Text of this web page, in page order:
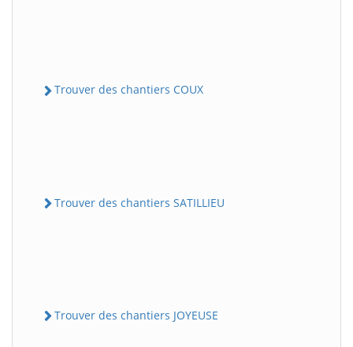
Trouver des chantiers COUX
Trouver des chantiers SATILLIEU
Trouver des chantiers JOYEUSE